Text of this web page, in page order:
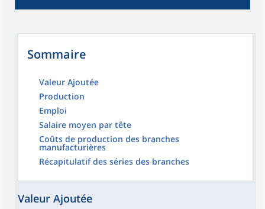
Sommaire
Valeur Ajoutée
Production
Emploi
Salaire moyen par tête
Coûts de production des branches
manufacturières
Récapitulatif des séries des branches
Valeur Ajoutée